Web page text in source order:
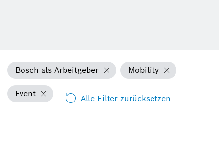
Bosch als Arbeitgeber Mobility
Event Alle Filter zurücksetzen